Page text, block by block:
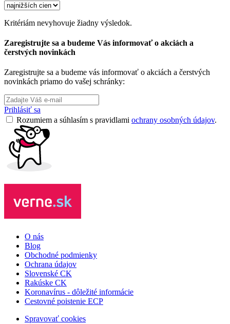
Kritériám nevyhovuje žiadny výsledok.
Zaregistrujte sa a budeme Vás informovať o akciách a
čerstvých novinkách
Zaregistrujte sa a budeme vás informovať o akciách a čerstvých
novinkách priamo do vašej schránky:
Prihlásiť sa
Rozumiem a súhlasím s pravidlami ochrany osobných údajov.
O nás
Blog
Obchodné podmienky
Ochrana údajov
Slovenské CK
Rakúske CK
Koronavírus - dôležité informácie
Cestovné poistenie ECP
Spravovať cookies